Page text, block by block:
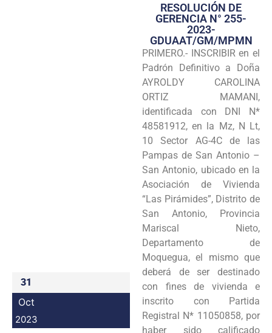
Transparencia
Seguridad
Programas
31
Oct
2023
RESOLUCIÓN DE
GERENCIA N° 255-
2023-
GDUAAT/GM/MPMN
PRIMERO.- INSCRIBIR en el
Padrón Definitivo a Doña
AYROLDY CAROLINA
ORTIZ MAMANI,
identificada con DNI N*
48581912, en la Mz, N Lt,
10 Sector AG-4C de las
Pampas de San Antonio –
San Antonio, ubicado en la
Asociación de Vivienda
“Las Pirámides”, Distrito de
San Antonio, Provincia
Mariscal Nieto,
Departamento de
Moquegua, el mismo que
deberá de ser destinado
con fines de vivienda e
inscrito con Partida
Registral N* 11050858, por
haber sido calificado